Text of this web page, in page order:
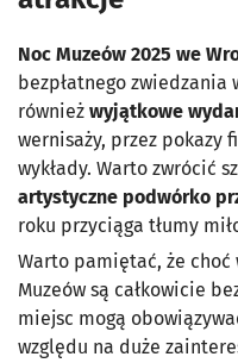
Noc Muzeów 2025 we
bezpłatnego zwiedzania
również wyjątkowe
wernisaży, przez pokazy
wykłady. Warto zwrócić
artystyczne podwórko
roku przyciąga tłumy
Warto pamiętać, że choć
Muzeów są całkowicie
miejsc mogą
względu na duże